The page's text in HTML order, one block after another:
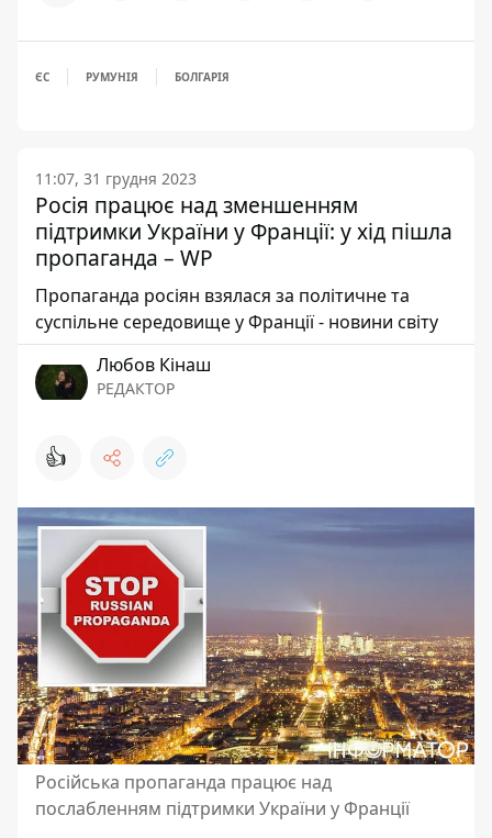
ЄС РУМУНІЯ БОЛГАРІЯ
11:07, 31 грудня 2023
Росія працює над зменшенням
підтримки України у Франції: у хід пішла
пропаганда – WP
Пропаганда росіян взялася за політичне та
суспільне середовище у Франції - новини світу
Любов Кінаш
РЕДАКТОР
👍
Російська пропаганда працює над
послабленням підтримки України у Франції